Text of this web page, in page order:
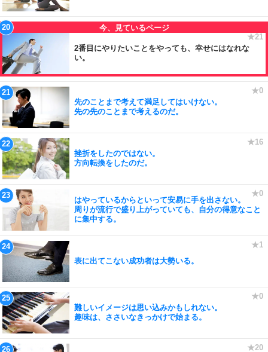
2番目にやりたいことをやっても、幸せにはなれな
い。
先のことまで考えて満足してはいけない。
先の先のことまで考えるのだ。
挫折をしたのではない。
方向転換をしたのだ。
はやっているからといって安易に手を出さない。
周りが流行で盛り上がっていても、自分の得意なこと
に集中する。
表に出てこない成功者は大勢いる。
難しいイメージは思い込みかもしれない。
趣味は、ささいなきっかけで始まる。